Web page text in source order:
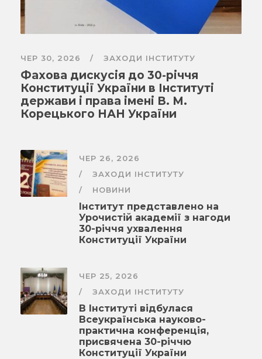
ЧЕР 30, 2026 ЗАХОДИ ІНСТИТУТУ
Фахова дискусія до 30-річчя
Конституції України в Інституті
держави і права імені В. М.
Корецького НАН України
ЧЕР 26, 2026
ЗАХОДИ ІНСТИТУТУ
НОВИНИ
Інститут представлено на
Урочистій академії з нагоди
30-річчя ухвалення
Конституції України
ЧЕР 25, 2026
ЗАХОДИ ІНСТИТУТУ
В Інституті відбулася
Всеукраїнська науково-
практична конференція,
присвячена 30-річчю
Конституції України